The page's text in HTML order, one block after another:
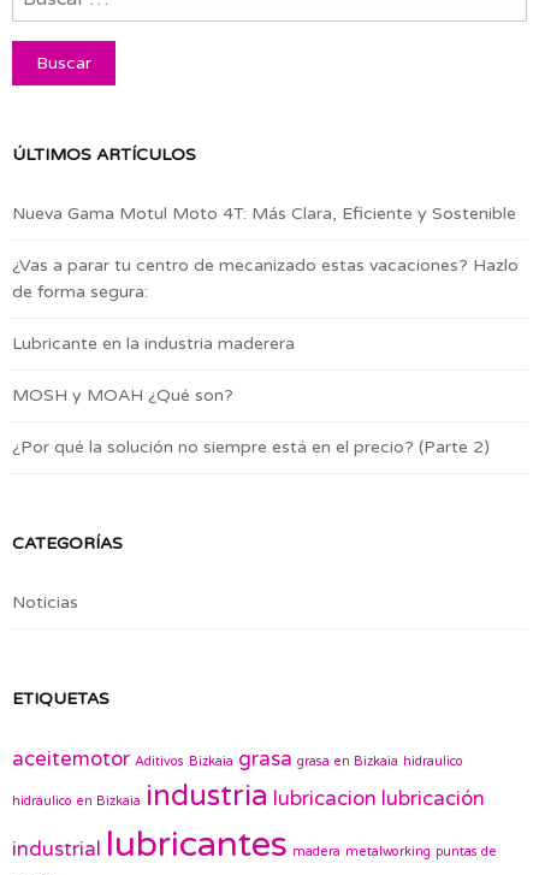
ÚLTIMOS ARTÍCULOS
Nueva Gama Motul Moto 4T: Más Clara, Eficiente y Sostenible
¿Vas a parar tu centro de mecanizado estas vacaciones? Hazlo
de forma segura:
Lubricante en la industria maderera
MOSH y MOAH ¿Qué son?
¿Por qué la solución no siempre está en el precio? (Parte 2)
CATEGORÍAS
Noticias
ETIQUETAS
aceitemotor Aditivos Bizkaia grasa grasa en Bizkaia hidraulico
hidráulico en Bizkaia industria lubricacion lubricación
industrial lubricantes madera metalworking puntas de